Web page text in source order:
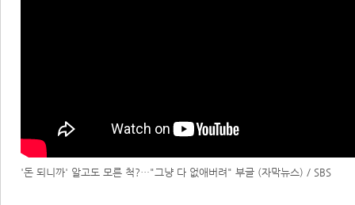
'돈 되니까' 알고도 모른 척?…"그냥 다 없애버려" 부글 (자막뉴스) / SBS